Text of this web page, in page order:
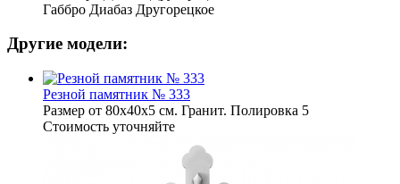
Габбро Диабаз Другорецкое
Другие модели:
Резной памятник № 333
Размер от 80х40х5 см. Гранит. Полировка 5
Стоимость уточняйте